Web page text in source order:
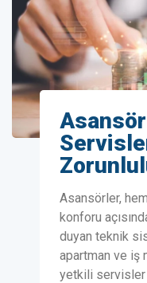
Asansörler,
konforu
duyan teknik
apartman ve iş
yetkili servisler